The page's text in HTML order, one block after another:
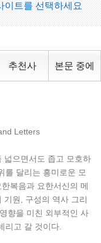
이트를 선택하세요
추천사 본문 중에
Letters
넓으면서도 좁고 모호하
를 달리는 흥미로운 모
복음과 요한서신의 메
원, 구성의 역사 그리
향을 미친 외부적인 사
리고 갈 것이다.